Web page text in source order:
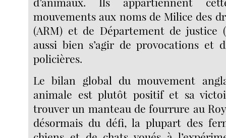
mouvements aux noms de Milice des
(ARM) et de Département de justice
aussi bien s’agir de provocations et
policières.
Le bilan global du mouvement
animale est plutôt positif et sa
trouver un manteau de fourrure au
désormais du défi, la plupart des